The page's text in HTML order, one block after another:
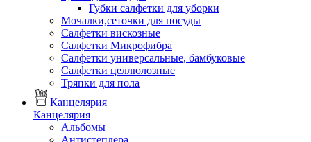
Губки салфетки для уборки
Мочалки,сеточки для посуды
Салфетки вискозные
Салфетки Микрофибра
Салфетки универсальные, бамбуковые
Салфетки целлюлозные
Тряпки для пола
Канцелярия
Канцелярия
Альбомы
Антистеплера